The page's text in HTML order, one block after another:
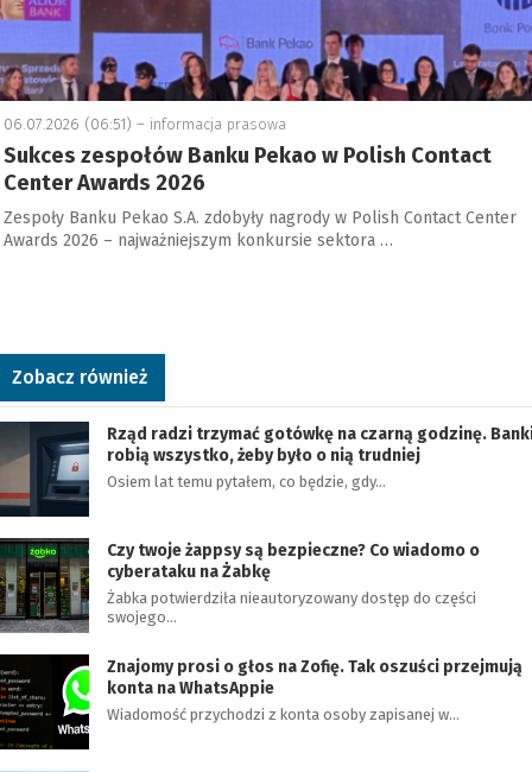
06.07.2026 (06:51) – informacja prasowa
Sukces zespołów Banku Pekao w Polish Contact
Center Awards 2026
Zespoły Banku Pekao S.A. zdobyły nagrody w Polish Contact Center
Awards 2026 – najważniejszym konkursie sektora …
Zobacz również
Rząd radzi trzymać gotówkę na czarną godzinę.
robią wszystko, żeby było o nią trudniej
Osiem lat temu pytałem, co będzie, gdy…
Czy twoje żappsy są bezpieczne? Co wiadomo o
cyberataku na Żabkę
Żabka potwierdziła nieautoryzowany dostęp do części
swojego…
Znajomy prosi o głos na Zofię. Tak oszuści przejmują
konta na WhatsAppie
Wiadomość przychodzi z konta osoby zapisanej w…